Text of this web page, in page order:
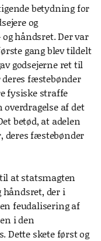
betydning for
og
håndsret. Der var
gang blev tildelt
godsejerne ret til
fæstebønder
fysiske straffe
af det
betød, at adelen
deres fæstebønder
at statsmagten
der i
feudalisering af
i den
Dette skete først og